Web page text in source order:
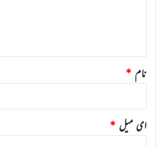
نام *
ای میل *